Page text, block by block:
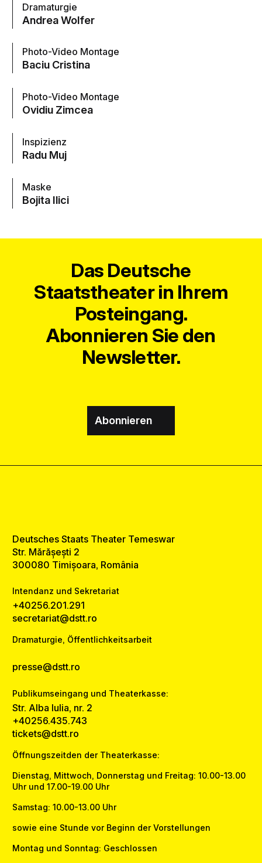
Dramaturgie
Andrea Wolfer
Photo-Video Montage
Baciu Cristina
Photo-Video Montage
Ovidiu Zimcea
Inspizienz
Radu Muj
Maske
Bojita Ilici
Das Deutsche
Staatstheater in Ihrem
Posteingang.
Abonnieren Sie den
Newsletter.
Abonnieren
Deutsches Staats Theater Temeswar
Str. Mărășești 2
300080 Timișoara, România
Intendanz und Sekretariat
+40256.201.291
secretariat@dstt.ro
Dramaturgie, Öffentlichkeitsarbeit
presse@dstt.ro
Publikumseingang und Theaterkasse:
Str. Alba Iulia, nr. 2
+40256.435.743
tickets@dstt.ro
Öffnungszeitden der Theaterkasse:
Dienstag, Mittwoch, Donnerstag und Freitag: 10.00-13.00
Uhr und 17.00-19.00 Uhr
Samstag: 10.00-13.00 Uhr
sowie eine Stunde vor Beginn der Vorstellungen
Montag und Sonntag: Geschlossen